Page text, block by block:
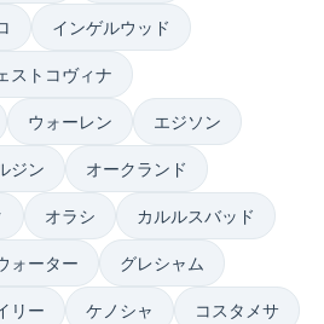
インゲルウッド
ストコヴィナ
ウォーレン エジソン
ジン オークランド
オラシ カルルスバッド
ォーター グレシャム
リー ケノシャ コスタメサ